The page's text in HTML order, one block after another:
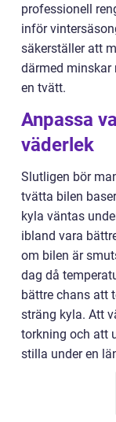
professionell
inför
säkerställer att
därmed
en tvätt.
Anpassa
väderlek
Slutligen bör
tvätta bilen
kyla väntas
ibland vara
om bilen är
dag då
bättre chans att
sträng kyla. Att
torkning och att
stilla under en